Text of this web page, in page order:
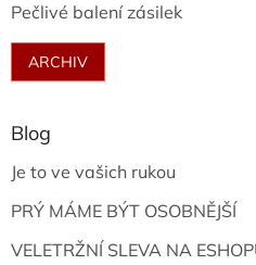
Pečlivé balení zásilek
ARCHIV
Blog
Je to ve vašich rukou
PRÝ MÁME BÝT OSOBNĚJŠÍ
VELETRŽNÍ SLEVA NA